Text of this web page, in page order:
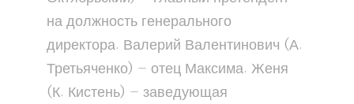
на должность генерального
директора. Валерий Валентинович (А.
Третьяченко) — отец Максима. Женя
(К. Кистень) — заведующая